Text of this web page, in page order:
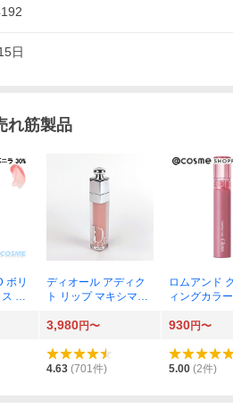
日
れ筋製品
ボリ
5.3
ディオール アディク
ト リップ マキシマイ
ク）
ロムアンド
ィングカラ
イ
3,980円〜 930円〜
4.63 (701件) 5.00 (2件)